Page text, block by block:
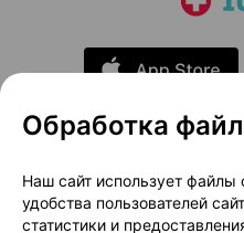
О проекте
Размещение рекламы
Обработка
Наш сайт использует файлы
удобства пользователей
статистики и